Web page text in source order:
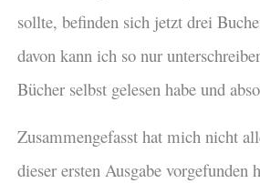
sollte, befinden sich jetzt drei
davon kann ich so nur
Bücher selbst gelesen habe und
Zusammengefasst hat mich nicht
dieser ersten Ausgabe vorgefunden